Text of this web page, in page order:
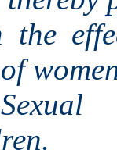
the